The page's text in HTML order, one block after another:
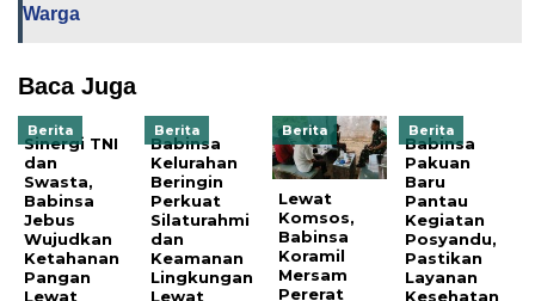
Warga
Baca Juga
Berita
Sinergi TNI
dan
Swasta,
Babinsa
Jebus
Wujudkan
Ketahanan
Pangan
Lewat
Berita
Babinsa
Kelurahan
Beringin
Perkuat
Silaturahmi
dan
Keamanan
Lingkungan
Lewat
Berita
Lewat
Komsos,
Babinsa
Koramil
Mersam
Pererat
Berita
Babinsa
Pakuan
Baru
Pantau
Kegiatan
Posyandu,
Pastikan
Layanan
Kesehatan